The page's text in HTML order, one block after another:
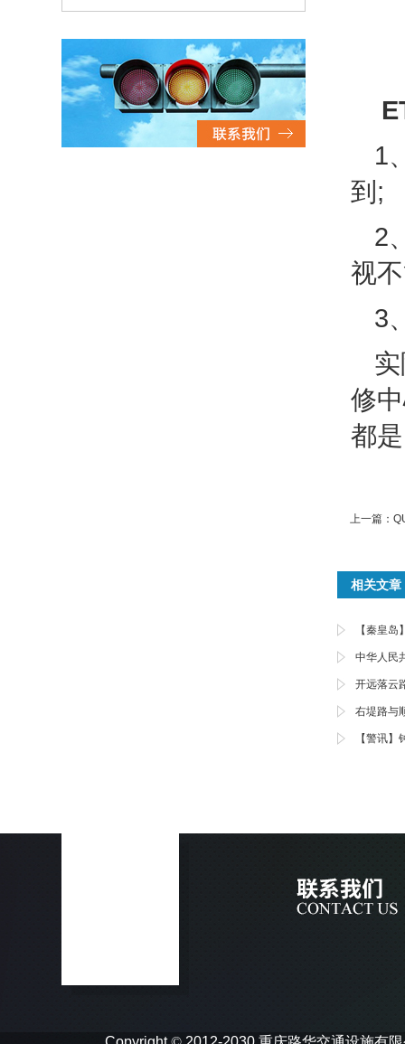
1
到;
2
视
3
修
都
上一篇：
相关文章
【秦皇
中华人民
开远落云
右堤路与
【警讯